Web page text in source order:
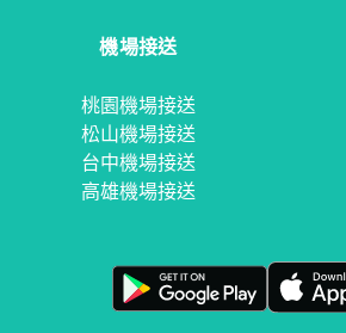
機場接送
桃園機場接送
松山機場接送
台中機場接送
高雄機場接送